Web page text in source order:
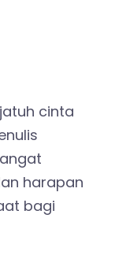
cinta
harapan
bagi